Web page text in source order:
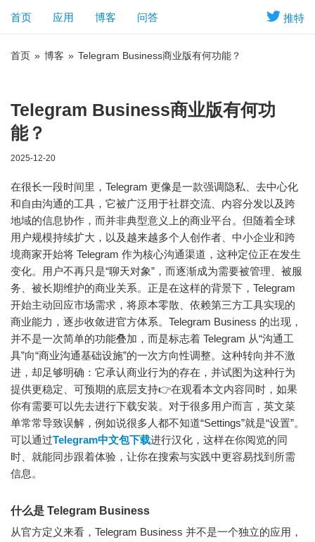
推特
首页 应用 博客 问答
首页 » 博客 » Telegram Business商业版有何功能？
Telegram Business商业版有何功
能？
2025-12-20
在很长一段时间里，Telegram 更像是一款强调隐私、去中心化
和自由沟通的工具，它被广泛用于社群交流、内容分发以及跨
地域的信息协作，而并非典型意义上的商业平台。但随着全球
用户规模持续扩大，以及越来越多个人创作者、中小企业和跨
境商家开始将 Telegram 作为核心沟通渠道，这种定位正在发生
变化。用户不再只是“聊天对象”，而逐渐成为需要被管理、被服
务、被长期维护的商业关系。正是在这样的背景下，Telegram
开始主动回应市场需求，将原本零散、依赖第三方工具实现的
商业能力，逐步收敛进官方体系。Telegram Business 的出现，
并不是一次简单的功能叠加，而是标志着 Telegram 从“沟通工
具”向“商业沟通基础设施”的一次方向性调整。这种转向并不激
进，却足够明确：它承认商业行为的存在，并试图为这种行为
提供更稳定、可预期的底层支持👉在观看本文内容同时，如果
你有需要可以先去进行下载安装。对于很多用户而言，英文菜
单常常导致误解，例如说很多人都不知道“Settings”就是“设置”。
可以通过Telegram中文包下载进行汉化，这样在你阅览的同
时、就能同步跟着体验，让你在搜索与实践中更容易找到所需
信息。
什么是 Telegram Business
从官方定义来看，Telegram Business 并不是一个独立的应用，